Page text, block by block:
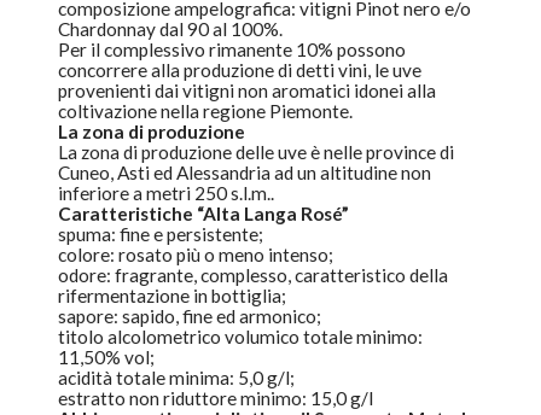
composizione ampelografica: vitigni Pinot nero e/o
Chardonnaydal 90 al 100%.
Per il complessivo rimanente 10% possono
concorrere alla produzione di detti vini, le uve
provenienti dai vitigni non aromatici idonei alla
coltivazione nella regione Piemonte.
La zona di produzione
La zona di produzione delle uve è nelle province di
Cuneo, Asti ed Alessandria ad un altitudine non
inferiore a metri 250 s.l.m..
Caratteristiche “Alta Langa Rosé”
spuma: fine e persistente;
colore: rosato più o meno intenso;
odore: fragrante, complesso, caratteristico della
rifermentazione in bottiglia;
sapore: sapido, fine ed armonico;
titolo alcolometrico volumico totale minimo:
11,50% vol;
acidità totale minima: 5,0 g/l;
estratto non riduttore minimo: 15,0 g/l